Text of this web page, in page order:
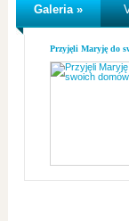
Galeria »
Przyjęli Maryję do